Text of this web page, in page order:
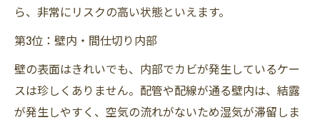
ら、非常にリスクの高い状態といえます。
第3位：壁内・間仕切り内部
壁の表面はきれいでも、内部でカビが発生しているケー
スは珍しくありません。配管や配線が通る壁内は、結露
が発生しやすく、空気の流れがないため湿気が滞留しま